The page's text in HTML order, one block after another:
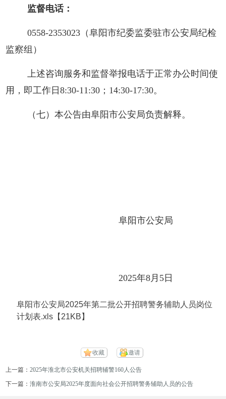
监督电话：
0558-2353023（阜阳市纪委监委驻市公安局纪检
监察组）
上述咨询服务和监督举报电话于正常办公时间使
用，即工作日8:30-11:30；14:30-17:30。
（七）本公告由阜阳市公安局负责解释。
阜阳市公安局
2025年8月5日
阜阳市公安局2025年第二批公开招聘警务辅助人员岗位
计划表.xls【21KB】
收藏 邀请
上一篇：2025年淮北市公安机关招聘辅警160人公告
下一篇：淮南市公安局2025年度面向社会公开招聘警务辅助人员的公告